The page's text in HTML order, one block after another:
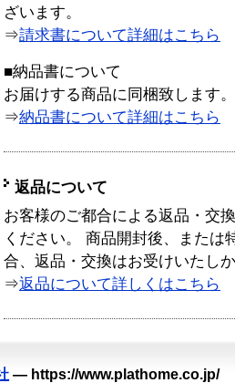
ざいます。
⇒請求書について詳細はこちら
■納品書について
お届けする商品に同梱致します。
⇒納品書について詳細はこちら
返品について
お客様のご都合による返品・交
ください。 商品開封後、または
合、返品・交換はお受けいたし
⇒返品について詳しくはこちら
— https://www.plathome.co.jp/